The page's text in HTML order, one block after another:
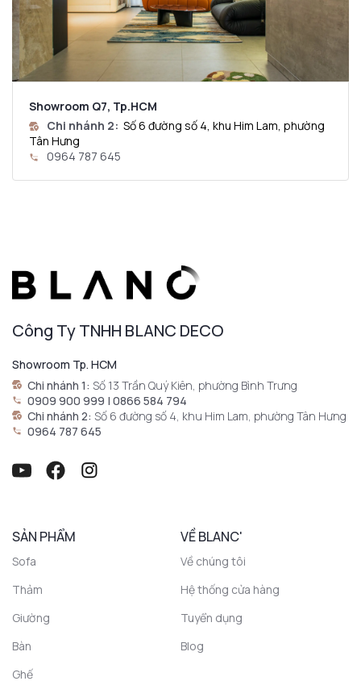
Showroom Q7, Tp.HCM
Chi nhánh 2: Số 6 đường số 4, khu Him Lam, phường
Tân Hưng
0964 787 645
Công Ty TNHH BLANC DECO
Showroom Tp. HCM
Chi nhánh 1: Số 13 Trần Quý Kiên, phường Bình Trưng
0909 900 999 | 0866 584 794
Chi nhánh 2: Số 6 đường số 4, khu Him Lam, phường Tân Hưng
0964 787 645
SẢN PHẨM
Sofa
Thảm
Giường
Bàn
Ghế
VỀ BLANC'
Về chúng tôi
Hệ thống cửa hàng
Tuyển dụng
Blog